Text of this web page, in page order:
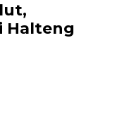
Halteng